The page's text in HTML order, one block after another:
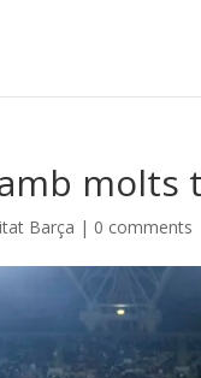
Barça | 0 comments